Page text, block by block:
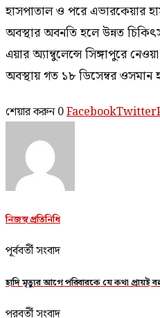
হাসপাতাল ও পরে এভারকেয়ার
অবস্থার অবনতি হলে উন্নত
এয়ার অ্যাম্বুলেন্সে সিঙ্গাপুরে
অবস্থায় গত ১৮ ডিসেম্বর ওসমান
শেয়ার করুন 0FacebookTwitter
নিজস্ব প্রতিনিধি
পূর্ববর্তী সংবাদ
হাদি মৃত্যুর আগে পরিবারকে যে কথা প্রায়ই
পরবর্তী সংবাদ